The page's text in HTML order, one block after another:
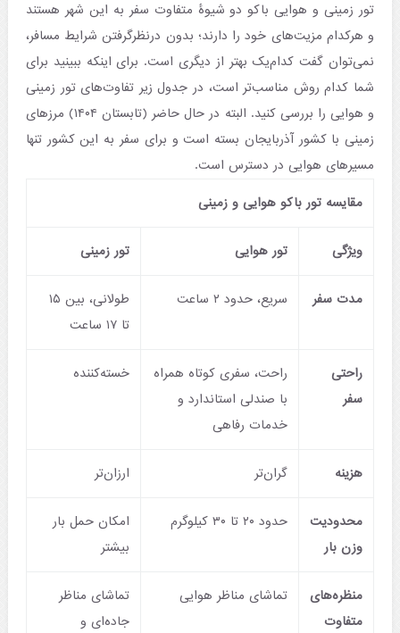
تور زمینی و هوایی باکو دو شیوۀ متفاوت سفر به این شهر هستند
و هرکدام مزیت‌های خود را دارند؛ بدون درنظرگرفتن شرایط مسافر،
نمی‌توان گفت کدام‌یک بهتر از دیگری است. برای اینکه ببینید برای
شما کدام روش مناسب‌تر است، در جدول زیر تفاوت‌های تور زمینی
و هوایی را بررسی کنید. البته در حال حاضر (تابستان ۱۴۰۴) مرزهای
زمینی با کشور آذربایجان بسته است و برای سفر به این کشور تنها
مسیرهای هوایی در دسترس است.
مقایسه تور باکو هوایی و زمینی
ویژگی تور هوایی تور زمینی
مدت سفر سریع، حدود ۲ ساعت
طولانی، بین ۱۵
تا ۱۷ ساعت
راحتی
سفر
راحت، سفری کوتاه همراه
با صندلی استاندارد و
خدمات رفاهی
خسته‌کننده
هزینه گران‌تر ارزان‌تر
محدودیت
وزن بار
حدود ۲۰ تا ۳۰ کیلوگرم
امکان حمل بار
بیشتر
منظره‌های
متفاوت
تماشای مناظر هوایی
تماشای مناظر
جاده‌ای و